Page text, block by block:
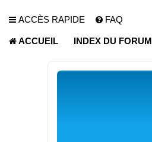
ACCÈS RAPIDE FAQ
ACCUEIL INDEX DU FORUM